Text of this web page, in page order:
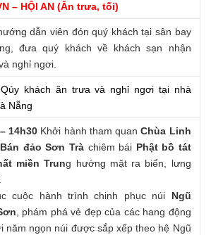
– HỘI AN (Ăn trưa, tối)
dẫn viên đón quý khách tại sân bay
đưa quý khách về khách sạn nhận
nghỉ ngơi.
Qúy khách ăn trưa và nghỉ ngơi tại nhà
Nẵng
14h30 Khởi hành tham quanChùa Linh
án đảo Sơn Trà chiêm bái Phật bồ tát
miền Trung hướng mặt ra biển, lưng
cuộc hành trình chinh phục núi Ngũ
, phám phá vẻ đẹp của các hang động
năm ngọn núi được sắp xếp theo hệ Ngũ